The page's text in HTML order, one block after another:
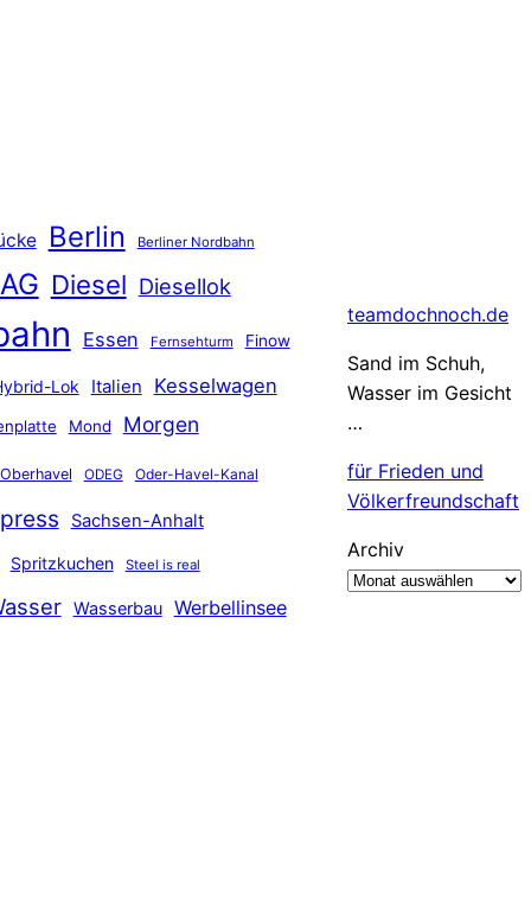
Berlin Berliner Nordbahn
Diesel Diesellok
Essen Fernsehturm Finow
Lok Italien Kesselwagen
Mond Morgen
Oberhavel ODEG Oder-Havel-Kanal
Sachsen-Anhalt
Spritzkuchen Steel is real
Wasserbau Werbellinsee
teamdochnoch.de
Sand im Schuh,
Wasser im Gesicht
…
für Frieden und
Völkerfreundschaft
Archiv